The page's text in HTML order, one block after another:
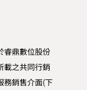
睿鼎數位股份
載之共同行銷
務銷售介面(下